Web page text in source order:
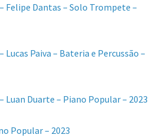
Felipe Dantas – Solo Trompete –
Paiva – Bateria e Percussão –
Luan Duarte – Piano Popular – 2023
Popular – 2023